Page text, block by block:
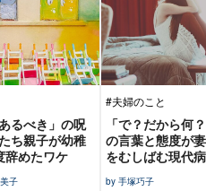
るべき」の呪
ち親子が幼稚
辞めたワケ
子
#夫婦のこと
「で？だから何
の言葉と態度が
をむしばむ現代病
by 手塚巧子